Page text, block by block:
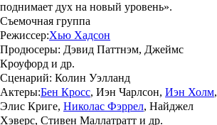
поднимает дух на новый уровень».
Съемочная группа
Режиссер:Хью Хадсон
Продюсеры: Дэвид Паттнэм, Джеймс
Кроуфорд и др.
Сценарий: Колин Уэлланд
Актеры:Бен Кросс, Иэн Чарлсон, Иэн Холм,
Элис Криге, Николас Фэррел, Найджел
Хэверс, Стивен Маллатратт и др.